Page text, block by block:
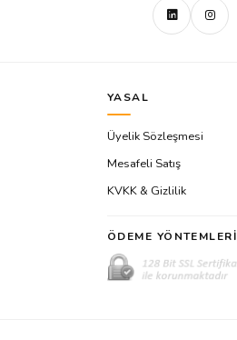
YASAL
Üyelik Sözleşmesi
Mesafeli Satış
KVKK & Gizlilik
ÖDEME YÖNTEMLERI